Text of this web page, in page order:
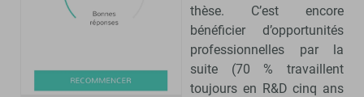
thèse. C’est encore
bénéficier d’opportunités
professionnelles par la
suite (70 % travaillent
toujours en R&D cinq ans